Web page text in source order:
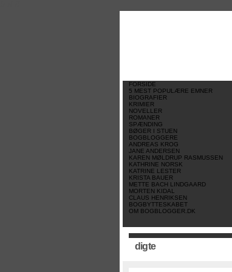
FORSIDE
5 MEST POPULÆRE EMNER
BIOGRAFIER
KRIMIER
NOVELLER
ROMANER
SPÆNDING
BØGER I STUEN
BOGBLOGGERE
ANDREAS KROG
JANE ANDERSEN
KAREN MØLDRUP RASMUSSEN
KATHRINE NORSK
KATRINE LESTER
KRISTA BAUER
METTE BACH LINDGAARD
MORTEN KIDAL
CLAUS HENRIKSEN
BOGBYTTESKABET
OM BOGBLOGGER.DK
digte